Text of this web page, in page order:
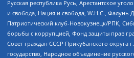
Русская республика Русь, Арестантское
и свобода, Нация и свобода, W.H.С., Фалунь
Патриотический клуб-Новокузнецк/РПК,
борьбы с коррупцией, Фонд защиты прав
Совет граждан СССР Прикубанского округа
государство, Народное объединение